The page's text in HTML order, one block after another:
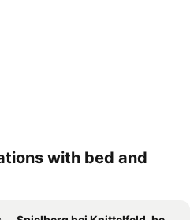
with bed and